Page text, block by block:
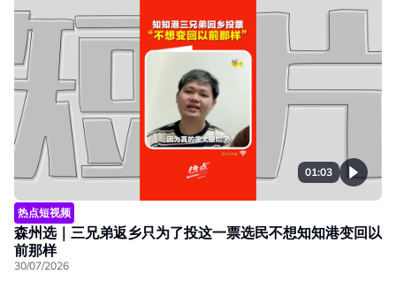
01:03
热点短视频
森州选｜三兄弟返乡只为了投这一票选民不想知知港变回以
前那样
30/07/2026